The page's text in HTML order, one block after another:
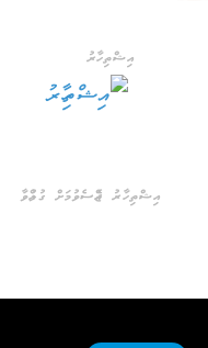
އިޝްތިހާރު
އިޝްތިހާރު ޖެއްސެވުމަށް ގުޅުއްވާ